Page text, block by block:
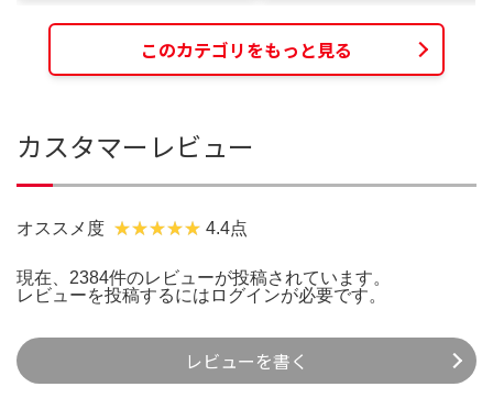
このカテゴリをもっと見る
カスタマーレビュー
オススメ度 4.4点
現在、2384件のレビューが投稿されています。
レビューを投稿するには ログインが必要です。
レビューを書く